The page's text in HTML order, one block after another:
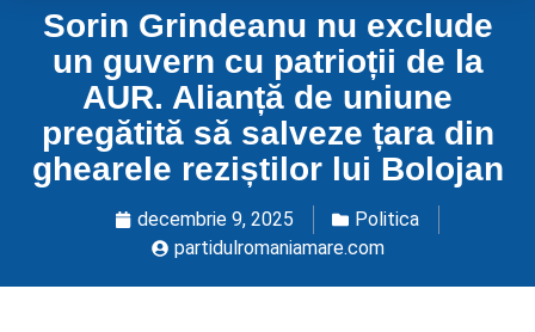
Sorin Grindeanu nu exclude
un guvern cu patrioții de la
AUR. Alianță de uniune
pregătită să salveze țara din
ghearele reziștilor lui Bolojan
decembrie 9, 2025
Politica
partidulromaniamare.com